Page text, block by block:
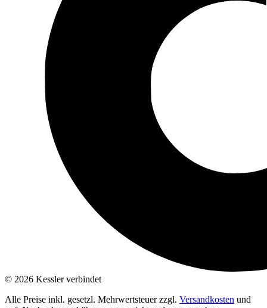
© 2026 Kessler verbindet
Alle Preise inkl. gesetzl. Mehrwertsteuer zzgl. Versandkosten und